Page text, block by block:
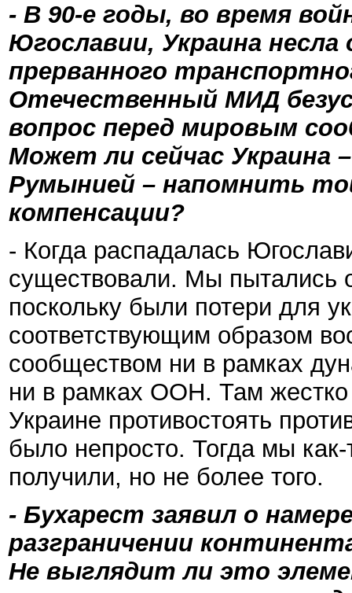
- В 90-е годы, во время
Югославии, Украина
прерванного
Отечественный МИД
вопрос перед мировым
Может ли сейчас Украина
Румынией – напомнить
компенсации?
- Когда распадалась
существовали. Мы пытались
поскольку были потери для
соответствующим образом
сообществом ни в рамках
ни в рамках ООН. Там жестко
Украине противостоять
было непросто. Тогда мы
получили, но не более того.
- Бухарест заявил о
разграничении
Не выглядит ли это